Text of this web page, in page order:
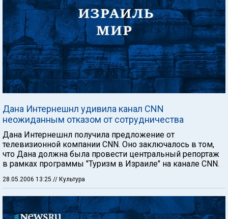
Дана Интернешнл удивила канал CNN
неожиданным отказом от сотрудничества
Дана Интернешнл получила предложение от
телевизионной компании CNN. Оно заключалось в том,
что Дана должна была провести центральный репортаж
в рамках программы "Туризм в Израиле" на канале CNN.
28.05.2006 13:25 // Культура